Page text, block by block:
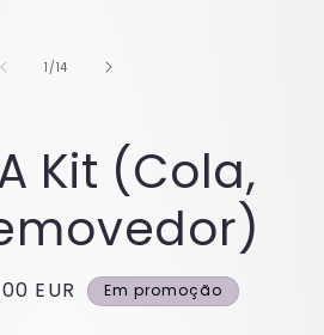
1 /de
14
Kit (Cola,
EUR Em promoção